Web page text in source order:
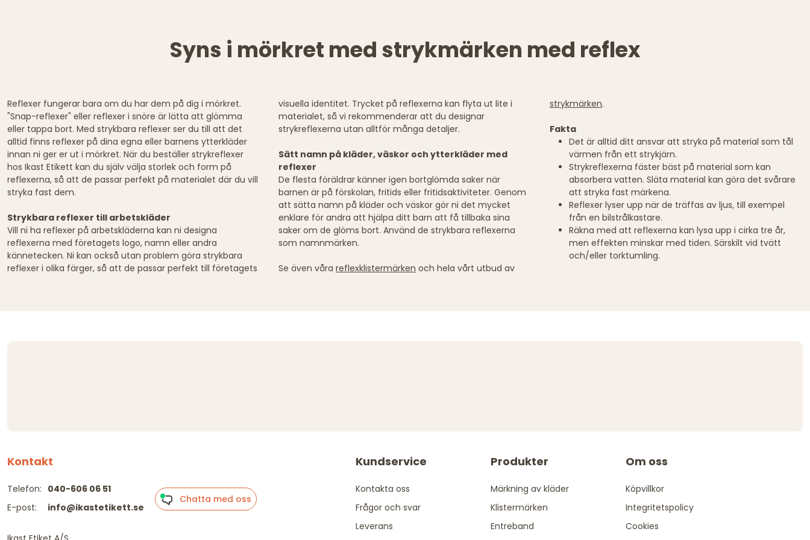
Syns i mörkret med strykmärken med reflex
Reflexer fungerar bara om du har dem på dig i mörkret.
"Snap-reflexer" eller reflexer i snöre är lätta att glömma
eller tappa bort. Med strykbara reflexer ser du till att det
alltid finns reflexer på dina egna eller barnens ytterkläder
innan ni ger er ut i mörkret. När du beställer strykreflexer
hos Ikast Etikett kan du själv välja storlek och form på
reflexerna, så att de passar perfekt på materialet där du vill
stryka fast dem.
Strykbara reflexer till arbetskläder
Vill ni ha reflexer på arbetskläderna kan ni designa
reflexerna med företagets logo, namn eller andra
kännetecken. Ni kan också utan problem göra strykbara
reflexer i olika färger, så att de passar perfekt till företagets
visuella identitet. Trycket på reflexerna kan flyta ut lite i
materialet, så vi rekommenderar att du designar
strykreflexerna utan alltför många detaljer.
Sätt namn på kläder, väskor och ytterkläder med
reflexer
De flesta föräldrar känner igen bortglömda saker när
barnen är på förskolan, fritids eller fritidsaktiviteter. Genom
att sätta namn på kläder och väskor gör ni det mycket
enklare för andra att hjälpa ditt barn att få tillbaka sina
saker om de glöms bort. Använd de strykbara reflexerna
som namnmärken.
Se även våra reflexklistermärken och hela vårt utbud av
strykmärken.
Fakta
Det är alltid ditt ansvar att stryka på material som tål
värmen från ett strykjärn.
Strykreflexerna fäster bäst på material som kan
absorbera vatten. Släta material kan göra det svårare
att stryka fast märkena.
Reflexer lyser upp när de träffas av ljus, till exempel
från en bilstrålkastare.
Räkna med att reflexerna kan lysa upp i cirka tre år,
men effekten minskar med tiden. Särskilt vid tvätt
och/eller torktumling.
Kontakt
Telefon:
E-post:
040-606 06 51
info@ikastetikett.se
Chatta med oss
Kundservice
Kontakta oss
Frågor och svar
Leverans
Produkter
Märkning av kläder
Klistermärken
Entreband
Om oss
Köpvillkor
Integritetspolicy
Cookies